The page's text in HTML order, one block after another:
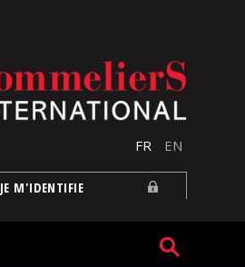
FR EN
JE M'IDENTIFIE